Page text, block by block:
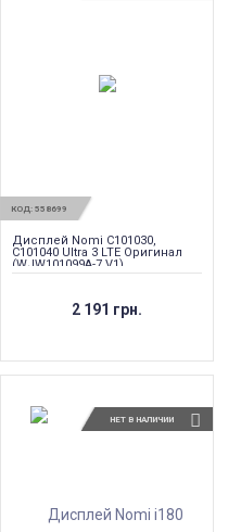
КОД: 558699
Дисплей Nomi C101030,
C101040 Ultra 3 LTE Оригинал
(WJW101099A-7 V1)
2 191 грн.
НЕТ В НАЛИЧИИ